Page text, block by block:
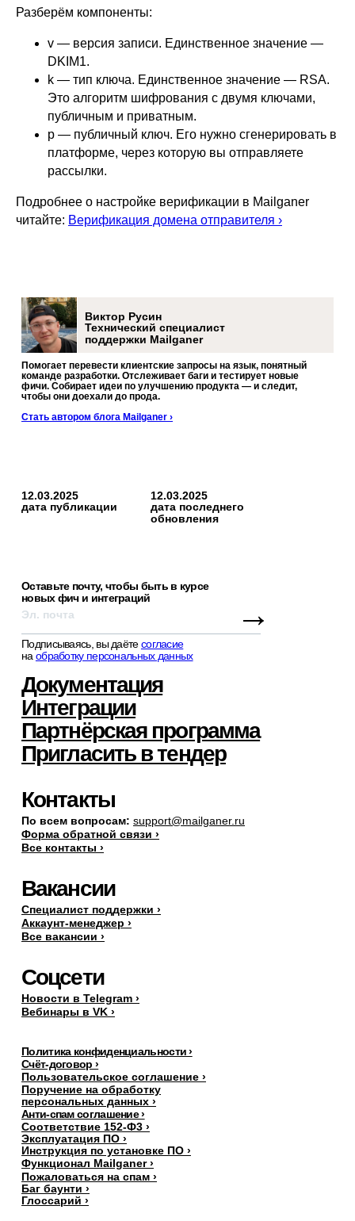
Разберём компоненты:
v — версия записи. Единственное значение —
DKIM1.
k — тип ключа. Единственное значение — RSA.
Это алгоритм шифрования с двумя ключами,
публичным и приватным.
p — публичный ключ. Его нужно сгенерировать в
платформе, через которую вы отправляете
рассылки.
Подробнее о настройке верификации в Mailganer
читайте: Верификация домена отправителя ›
Помогает перевести клиентские запросы на язык, понятный
команде разработки. Отслеживает баги и тестирует новые
фичи. Собирает идеи по улучшению продукта — и следит,
чтобы они доехали до прода.
Стать автором блога Mailganer ›
Виктор Русин
Технический специалист
поддержки Mailganer
12.03.2025
дата публикации
12.03.2025
дата последнего
обновления
Политика конфиденциальности ›
Счёт-договор ›
Поручение на обработку
персональных данных ›
Пользовательское соглашение ›
Соответствие 152-Ф3 ›
Эксплуатация ПО ›
Инструкция по установке ПО ›
Функционал Mailganer ›
Анти-спам соглашение ›
Оставьте почту, чтобы быть в курсе
новых фич и интеграций
Подписываясь, вы даётесогласие
на обработку персональных данных
Интеграции
Документация
Партнёрская программа
Пригласить в тендер
→
Глоссарий ›
Баг баунти ›
Новости в Telegram ›
По всем вопросам:
Все вакансии ›
Аккаунт-менеджер ›
Специалист поддержки ›
Вакансии
Контакты
support@mailganer.ru
Все контакты ›
Соцсети
Вебинары в VK ›
Форма обратной связи ›
Пожаловаться на спам ›